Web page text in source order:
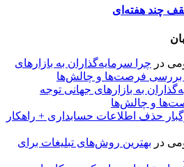
چند هفته‌ای
در چرا سرمایه‌گذاران به بازارهای
بررسی فرصت‌ها و چالش‌ها
به بازارهای جهانی توجه
و چالش‌ها
حذف اطلاعات حسابداری + راهکار
در بهترین روش‌های تبلیغات برای